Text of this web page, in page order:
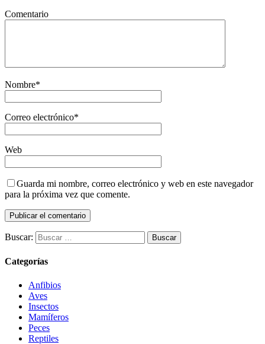
Comentario
Nombre*
Correo electrónico*
Web
Guarda mi nombre, correo electrónico y web en este navegador
para la próxima vez que comente.
Buscar:
Categorías
Anfibios
Aves
Insectos
Mamíferos
Peces
Reptiles